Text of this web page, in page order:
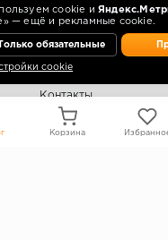
О КОМПАНИИ
Контакты
О компании
конфиденциальности
cookie и
— ещё и рекламные cookie.
обязательные
cookie
Корзина